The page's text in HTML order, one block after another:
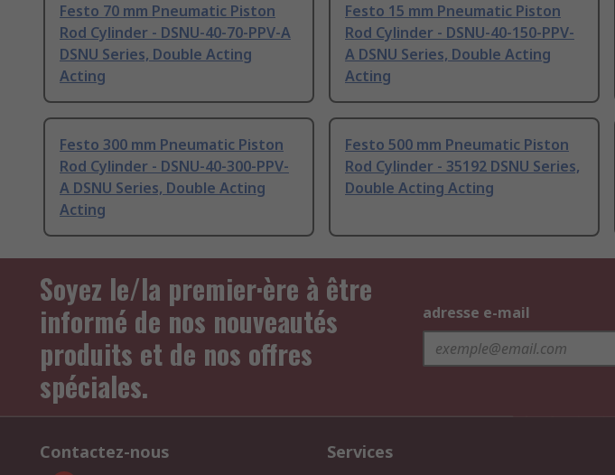
Festo 70 mm Pneumatic Piston
Rod Cylinder - DSNU-40-70-PPV-A
DSNU Series, Double Acting
Acting
Festo 15 mm Pneumatic Piston
Rod Cylinder - DSNU-40-150-PPV-
A DSNU Series, Double Acting
Acting
Festo 300 mm Pneumatic Piston
Rod Cylinder - DSNU-40-300-PPV-
A DSNU Series, Double Acting
Acting
Festo 500 mm Pneumatic Piston
Rod Cylinder - 35192 DSNU Series,
Double Acting Acting
Soyez le/la premier·ère à être
informé de nos nouveautés
produits et de nos offres
spéciales.
adresse e-mail
Contactez-nous Services